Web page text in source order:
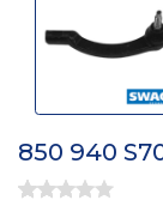
850 940